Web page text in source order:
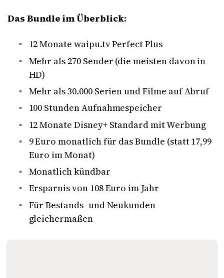
Das Bundle im Überblick:
12 Monate waipu.tv Perfect Plus
Mehr als 270 Sender (die meisten davon in
HD)
Mehr als 30.000 Serien und Filme auf Abruf
100 Stunden Aufnahmespeicher
12 Monate Disney+ Standard mit Werbung
9 Euro monatlich für das Bundle (statt 17,99
Euro im Monat)
Monatlich kündbar
Ersparnis von 108 Euro im Jahr
Für Bestands- und Neukunden
gleichermaßen